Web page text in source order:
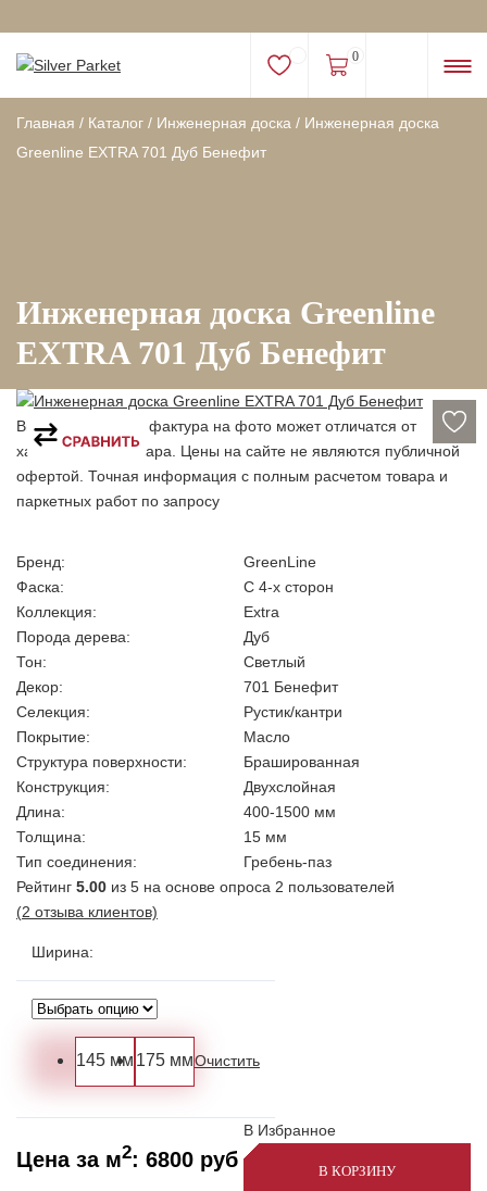
0
Главная / Каталог / Инженерная доска / Инженерная доска
Greenline EXTRA 701 Дуб Бенефит
Инженерная доска Greenline
EXTRA 701 Дуб Бенефит
Внимание! Цвет и фактура на фото может отличатся от
характеристик товара. Цены на сайте не являются публичной
офертой. Точная информация с полным расчетом товара и
паркетных работ по запросу
Бренд:
GreenLine
Фаска:
С 4-х сторон
Коллекция:
Extra
Порода дерева:
Дуб
Тон:
Светлый
Декор:
701 Бенефит
Селекция:
Рустик/кантри
Покрытие:
Масло
Структура поверхности:
Брашированная
Конструкция:
Двухслойная
Длина:
400-1500 мм
Толщина:
15 мм
Тип соединения:
Гребень-паз
Рейтинг 5.00 из 5 на основе опроса 2 пользователей
(2 отзыва клиентов)
Ширина:
145 мм 175 ммОчистить
Цена за м2: 6800 руб
В Избранное
В КОРЗИНУ